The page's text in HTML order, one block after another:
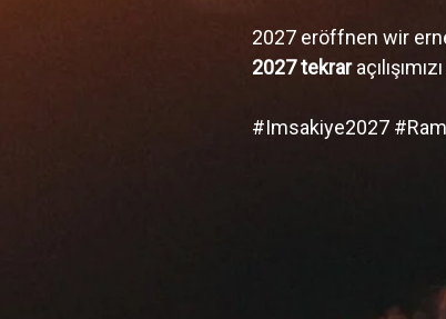
2027 eröffnen wir
2027 tekrar
#Imsakiye2027